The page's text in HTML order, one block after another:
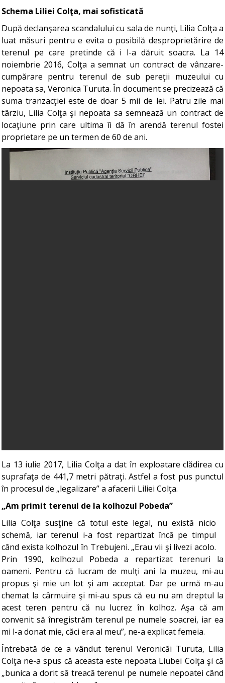
Schema Liliei Colţa, mai sofisticată
După declanşarea scandalului cu sala de nunţi, Lilia Colţa a
luat măsuri pentru e evita o posibilă desproprietărire de
terenul pe care pretinde că i l-a dăruit soacra. La 14
noiembrie 2016, Colţa a semnat un contract de vânzare-
cumpărare pentru terenul de sub pereţii muzeului cu
nepoata sa, Veronica Turuta. În document se precizează că
suma tranzacţiei este de doar 5 mii de lei. Patru zile mai
târziu, Lilia Colţa şi nepoata sa semnează un contract de
locaţiune prin care ultima îi dă în arendă terenul fostei
proprietare pe un termen de 60 de ani.
La 13 iulie 2017, Lilia Colţa a dat în exploatare clădirea cu
suprafaţa de 441,7 metri pătraţi. Astfel a fost pus punctul
în procesul de „legalizare” a afacerii Liliei Colţa.
„Am primit terenul de la kolhozul Pobeda”
Lilia Colţa susţine că totul este legal, nu există nicio
schemă, iar terenul i-a fost repartizat încă pe timpul
când exista kolhozul în Trebujeni. „Erau vii şi livezi acolo.
Prin 1990, kolhozul Pobeda a repartizat terenuri la
oameni. Pentru că lucram de mulţi ani la muzeu, mi-au
propus şi mie un lot şi am acceptat. Dar pe urmă m-au
chemat la cârmuire şi mi-au spus că eu nu am dreptul la
acest teren pentru că nu lucrez în kolhoz. Aşa că am
convenit să înregistrăm terenul pe numele soacrei, iar ea
mi l-a donat mie, căci era al meu”, ne-a explicat femeia.
Întrebată de ce a vândut terenul Veronicăi Turuta, Lilia
Colţa ne-a spus că aceasta este nepoata Liubei Colţa şi că
„bunica a dorit să treacă terenul pe numele nepoatei când